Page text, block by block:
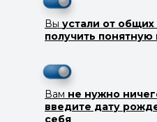
Вы устали от
получить
Вам не нужно
введите дату
себя